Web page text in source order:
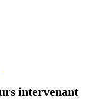
intervenant